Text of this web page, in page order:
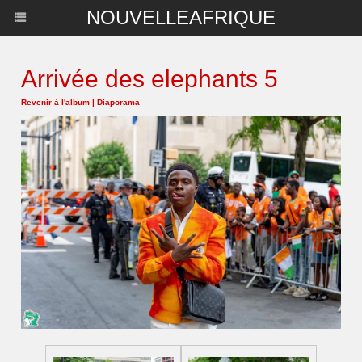
NOUVELLEAFRIQUE
Arrivée des elephants 5
Revenir à l'album | Diaporama